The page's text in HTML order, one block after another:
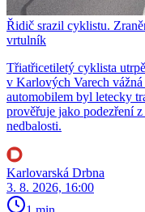
Řidič srazil cyklistu.
vrtulník
Třiatřicetiletý cyklista
v Karlových Varech
automobilem byl letecky
prověřuje jako podezření
nedbalosti.
Karlovarská Drbna
3. 8. 2026, 16:00